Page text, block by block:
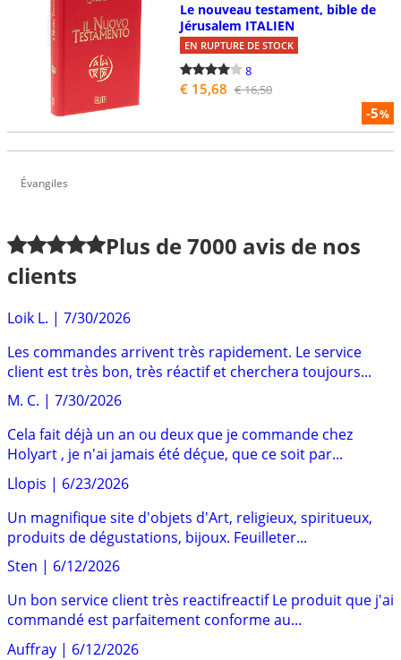
-5%
Le nouveau testament, bible de
Jérusalem ITALIEN
EN RUPTURE DE STOCK
8
€ 15,68 € 16,50
Évangiles
Plus de7000 avis de nos
clients
Loik L. | 7/30/2026
Les commandes arrivent très rapidement. Le service
client est très bon, très réactif et cherchera toujours...
M. C. | 7/30/2026
Cela fait déjà un an ou deux que je commande chez
Holyart , je n'ai jamais été déçue, que ce soit par...
Llopis | 6/23/2026
Un magnifique site d'objets d'Art, religieux, spiritueux,
produits de dégustations, bijoux. Feuilleter...
Sten | 6/12/2026
Un bon service client très reactifreactif Le produit que j'ai
commandé est parfaitement conforme au...
Auffray | 6/12/2026